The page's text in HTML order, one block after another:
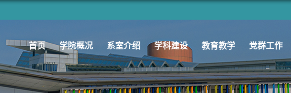
首页 学院概况 系室介绍 学科建设 教育教学 党群工作